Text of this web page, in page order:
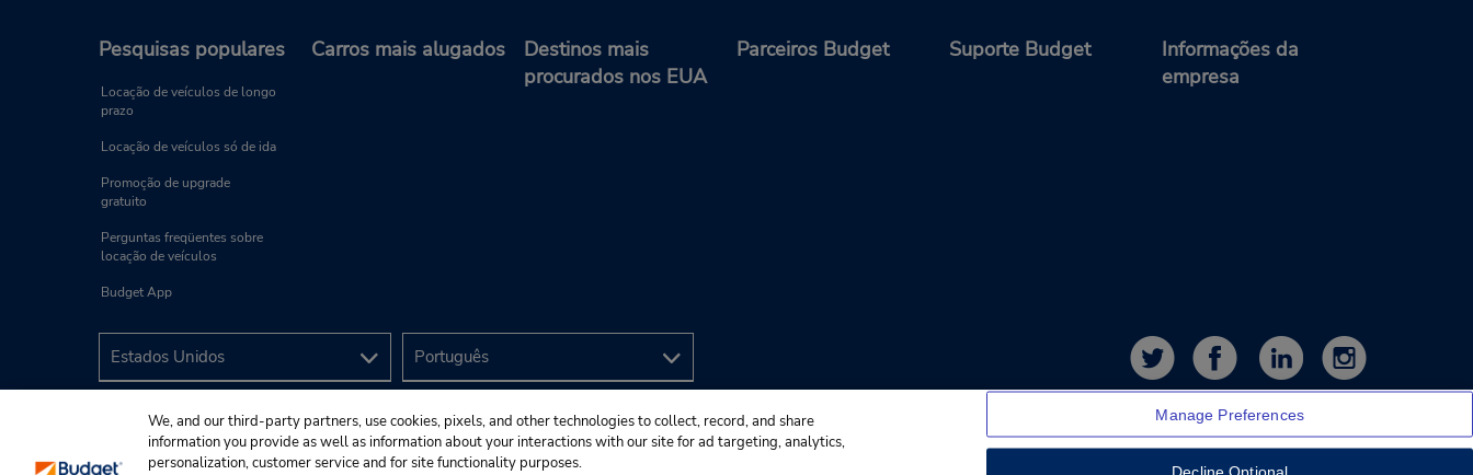
Pesquisas populares
Locação de veículos de longo
prazo
Locação de veículos só de ida
Promoção de upgrade
gratuito
Perguntas freqüentes sobre
locação de veículos
Budget App
Carros mais alugados
Destinos mais
procurados nos EUA
Parceiros Budget Suporte Budget
Informações da
empresa
We, and our third-party partners, use cookies, pixels, and other technologies to collect, record, and share
information you provide as well as information about your interactions with our site for ad targeting, analytics,
personalization, customer service and for site functionality purposes.
Manage Preferences
Decline Optional